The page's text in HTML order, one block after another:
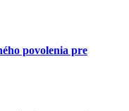
povolenia pre